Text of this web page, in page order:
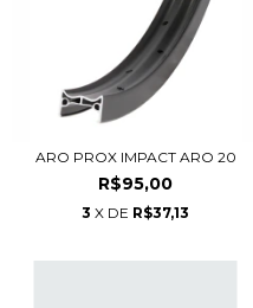
ARO PROX IMPACT ARO 20
R$95,00
3 X DE R$37,13